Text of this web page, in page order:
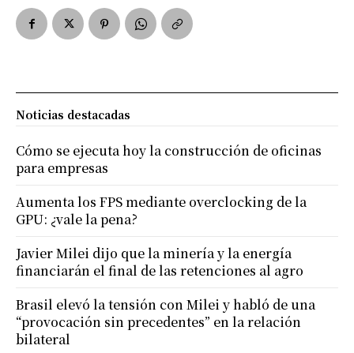
Noticias destacadas
Cómo se ejecuta hoy la construcción de oficinas
para empresas
Aumenta los FPS mediante overclocking de la
GPU: ¿vale la pena?
Javier Milei dijo que la minería y la energía
financiarán el final de las retenciones al agro
Brasil elevó la tensión con Milei y habló de una
“provocación sin precedentes” en la relación
bilateral